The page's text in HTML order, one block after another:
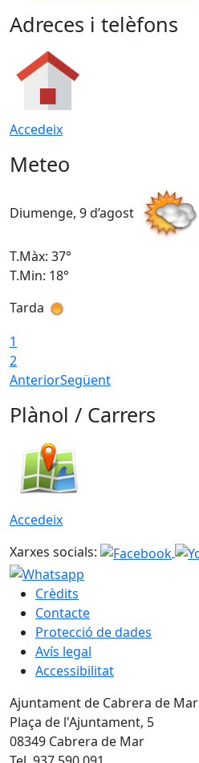
Adreces i telèfons
Accedeix
Meteo
Diumenge, 9 d’agost
T.Màx: 37°
T.Min: 18°
Tarda
1
2
AnteriorSegüent
Plànol / Carrers
Accedeix
Xarxes socials:
Crèdits
Contacte
Protecció de dades
Avís legal
Accessibilitat
Ajuntament de Cabrera de Mar
Plaça de l'Ajuntament, 5
08349 Cabrera de Mar